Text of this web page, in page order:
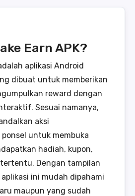
Earn APK?
aplikasi Android
dibuat untuk memberikan
reward dengan
Sesuai namanya,
aksi
untuk membuka
hadiah, kupon,
Dengan tampilan
ini mudah dipahami
maupun yang sudah